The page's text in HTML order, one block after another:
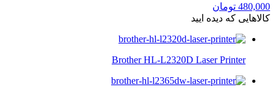
480,000 تومان
کالاهایی که دیده ایید
Brother HL-L2320D Laser Printer